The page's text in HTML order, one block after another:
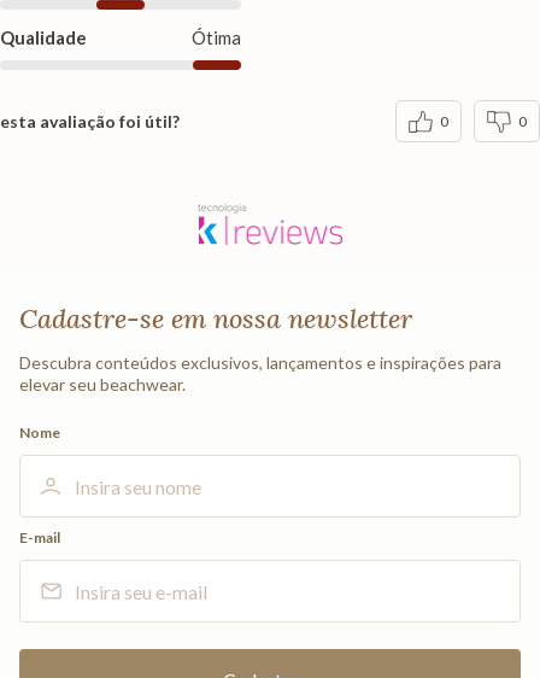
Qualidade Ótima
esta avaliação foi útil? 0 0
Cadastre-se em nossa newsletter
Descubra conteúdos exclusivos, lançamentos e inspirações para
elevar seu beachwear.
Nome
E-mail